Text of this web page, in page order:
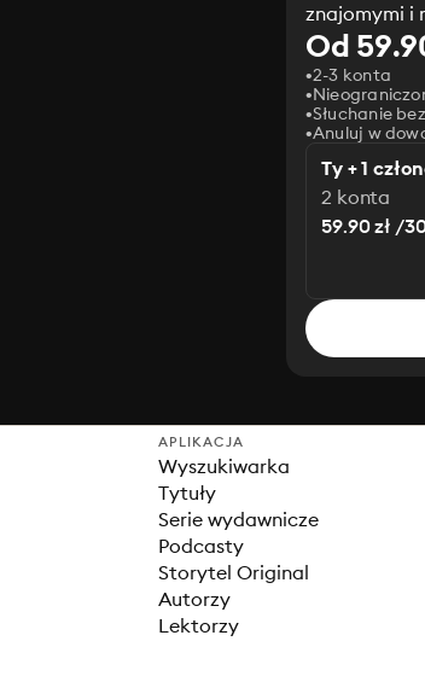
znajomymi i
Od
2-3 konta
Słuchanie
Anuluj w
Ty + 1
2 konta
59.90 zł /
APLIKACJA
Wyszukiwarka
Tytuły
Serie wydawnicze
Podcasty
Storytel Original
Autorzy
Lektorzy